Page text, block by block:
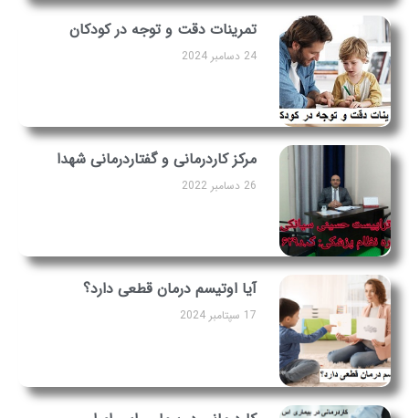
تمرینات دقت و توجه در کودکان
24 دسامبر 2024
مرکز کاردرمانی و گفتاردرمانی شهدا
26 دسامبر 2022
آیا اوتیسم درمان قطعی دارد؟
17 سپتامبر 2024